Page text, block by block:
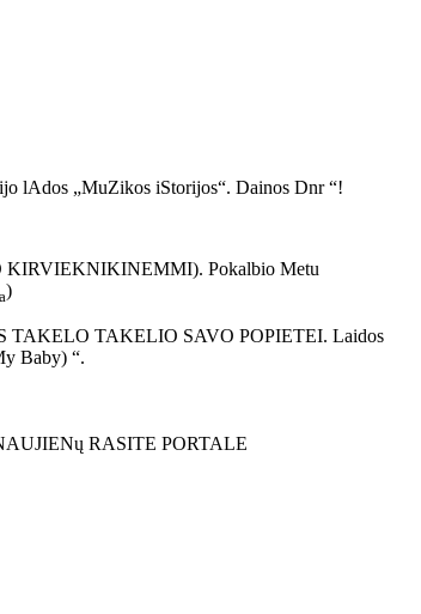
lAdos „MuZikos iStorijos“. Dainos Dnr “!
KIRVIEKNIKINEMMI). Pokalbio Metu
)
TAKELO TAKELIO SAVO POPIETEI. Laidos
Baby) “.
RASITE PORTALE